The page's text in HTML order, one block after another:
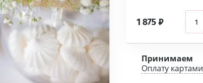
1 875 ₽
Принимаем
Оплату картами